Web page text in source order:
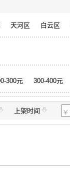
天河区 白云区
300元 300-400元
上架时间